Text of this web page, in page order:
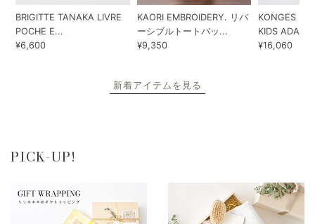
BRIGITTE TANAKA LIVRE
POCHE E...
¥6,600
KAORI EMBROIDERY. リバ
ーシブルトートバッ...
¥9,350
KONGES
KIDS ADA...
¥16,060
新着アイテムを見る
PICK-UP!